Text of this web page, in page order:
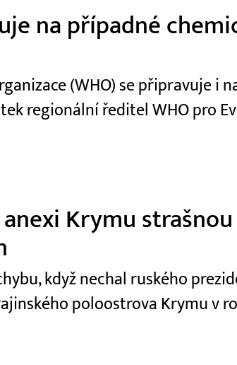
na případné
(WHO) se připravuje i
regionální ředitel WHO pro
Krymu
když nechal ruského
poloostrova Krymu v